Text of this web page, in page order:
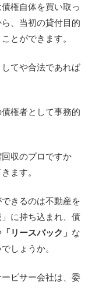
権自体を買い取っ
、当初の貸付目的
とができます。
してや合法であれば
権者として事務的
収のプロですか
ます。
きるのは不動産を
に持ち込まれ、債
「リースバック」 な
しょうか。
ビサー会社は、委